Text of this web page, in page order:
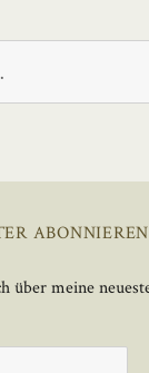
ABONNIEREN
über meine